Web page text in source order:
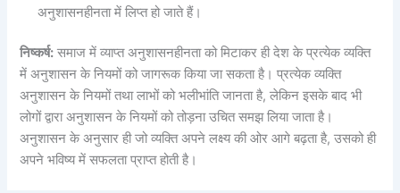
अनुशासनहीनता में लिप्त हो जाते हैं।
निष्कर्ष: समाज में व्याप्त अनुशासनहीनता को मिटाकर ही देश के प्रत्येक व्यक्ति
में अनुशासन के नियमों को जागरूक किया जा सकता है। प्रत्येक व्यक्ति
अनुशासन के नियमों तथा लाभों को भलीभांति जानता है, लेकिन इसके बाद भी
लोगों द्वारा अनुशासन के नियमों को तोड़ना उचित समझ लिया जाता है।
अनुशासन के अनुसार ही जो व्यक्ति अपने लक्ष्य की ओर आगे बढ़ता है, उसको ही
अपने भविष्य में सफलता प्राप्त होती है।